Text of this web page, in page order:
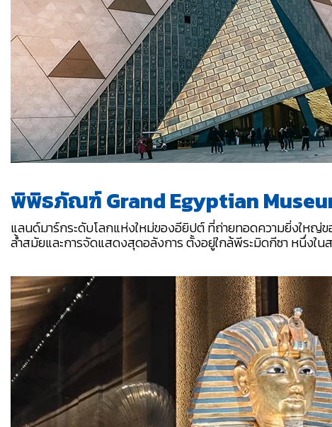
พิพิธภัณฑ์ Grand Egyptian
แลนด์มาร์กระดับโลกแห่งใหม่ของอียิปต์ ที่ถ่ายทอดความยิ่งใหญ่
ล้ำสมัยและการจัดแสดงสุดอลังการ ตั้งอยู่ใกล้พีระมิดกีซา หนึ่งใ